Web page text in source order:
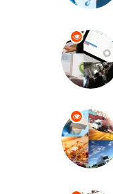
Finans&
Genel
Mobilya
Astroloji